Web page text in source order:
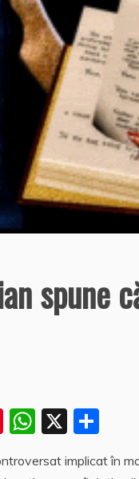
spune
Pi
er
W
at
X
rt
implicat în